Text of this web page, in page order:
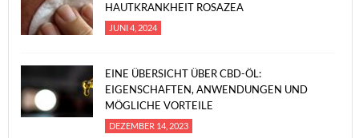
HAUTKRANKHEIT ROSAZEA
JUNI 4, 2024
EINE ÜBERSICHT ÜBER CBD-ÖL:
EIGENSCHAFTEN, ANWENDUNGEN UND
MÖGLICHE VORTEILE
DEZEMBER 14, 2023